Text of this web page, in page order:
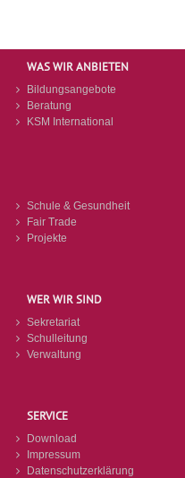
WAS WIR ANBIETEN
Bildungsangebote
Beratung
KSM International
Schule & Gesundheit
Fair Trade
Projekte
WER WIR SIND
Sekretariat
Schulleitung
Verwaltung
SERVICE
Download
Impressum
Datenschutzerklärung